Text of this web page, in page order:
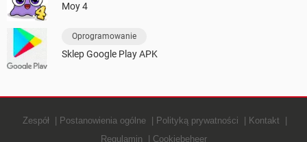
Moy 4
Oprogramowanie
Sklep Google Play APK
Zespół Postanowienia ogólne Polityką prywatności
Kontakt
Regulamin
Cookiebeheer